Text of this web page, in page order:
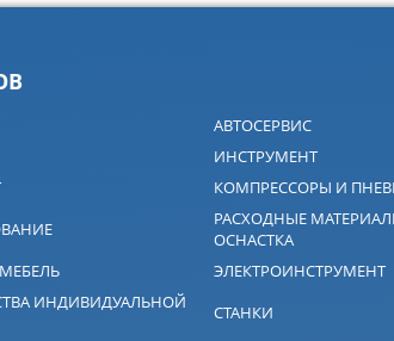
АВТОСЕРВИС
ИНСТРУМЕНТ
КОМПРЕССОРЫ И
РАСХОДНЫЕ
ОСНАСТКА
ЭЛЕКТРОИНСТРУМЕНТ
ИНДИВИДУАЛЬНОЙ
СТАНКИ